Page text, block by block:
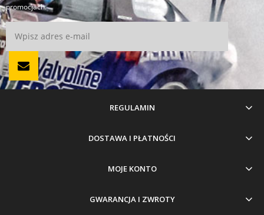
promocjach.
REGULAMIN
DOSTAWA I PŁATNOŚCI
MOJE KONTO
GWARANCJA I ZWROTY